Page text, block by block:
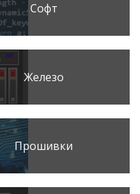
Софт
Железо
Прошивки